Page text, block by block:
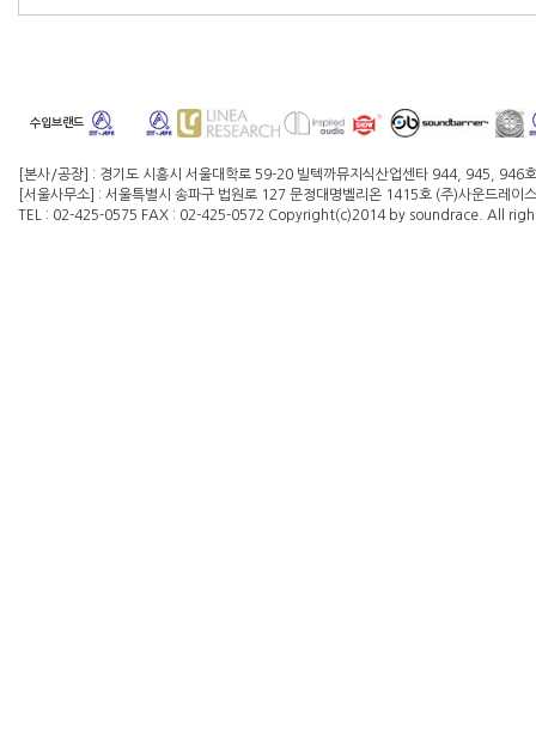
수입브랜드
[본사/공장] : 경기도 시흥시 서울대학로 59-20 빌텍까뮤지식산업센타 944, 945, 946호
[서울사무소] : 서울특별시 송파구 법원로 127 문정대명벨리온 1415호 (주)사운드레
TEL : 02-425-0575 FAX : 02-425-0572 Copyright(c)2014 by soundrace. All